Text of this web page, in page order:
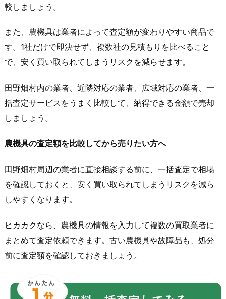
較しましょう。
また、農機具は業者によって査定額が変わりやすい商品で
す。1社だけで即決せず、複数社の見積もりを比べること
で、安く買い取られてしまうリスクを減らせます。
田野畑村内の業者、近隣対応の業者、広域対応の業者、一
括査定サービスをうまく比較して、納得できる金額で売却
しましょう。
農機具の査定額を比較してから売りたい方へ
田野畑村周辺の業者に直接相談する前に、一括査定で相場
を確認しておくと、安く買い取られてしまうリスクを減ら
しやすくなります。
ヒカカクなら、農機具の情報を入力して複数の買取業者に
まとめて査定依頼できます。古い農機具や故障品も、処分
前に査定額を確認しておきましょう。